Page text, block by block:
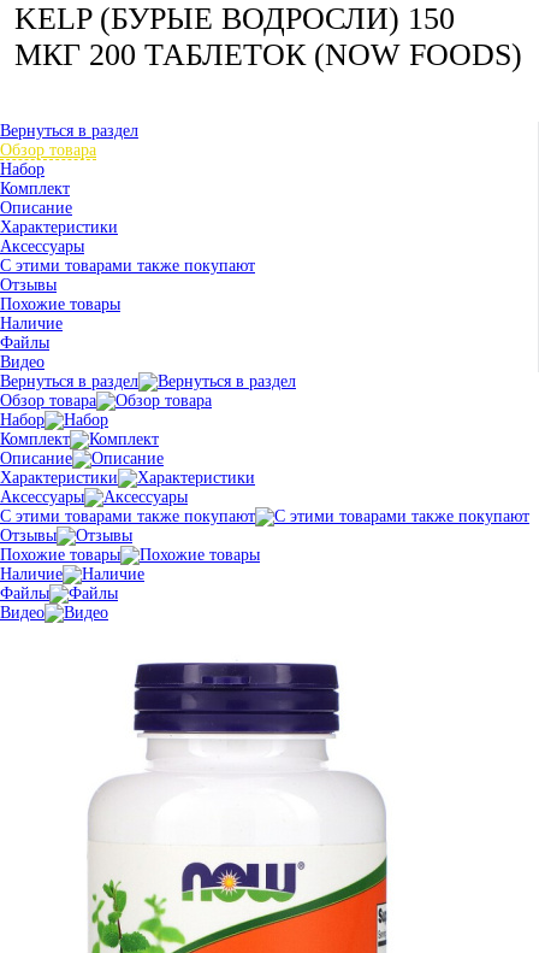
KELP (БУРЫЕ ВОДРОСЛИ) 150
МКГ 200 ТАБЛЕТОК (NOW FOODS)
Вернуться в раздел
Обзор товара
Набор
Комплект
Описание
Характеристики
Аксессуары
С этими товарами также покупают
Отзывы
Похожие товары
Наличие
Файлы
Видео
Вернуться в раздел
Обзор товара
Набор
Комплект
Описание
Характеристики
Аксессуары
С этими товарами также покупают
Отзывы
Похожие товары
Наличие
Файлы
Видео